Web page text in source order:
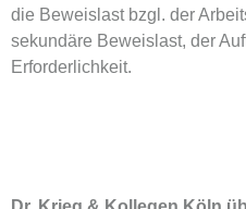
die Beweislast bzgl. der
sekundäre Beweislast, der
Erforderlichkeit.